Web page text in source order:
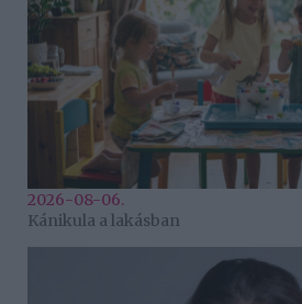
2026-08-06.
Kánikula a lakásban